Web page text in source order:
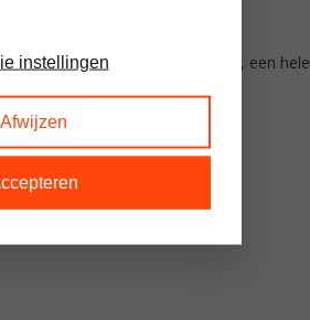
opbergruimte, een gaskachel, een hele
ruime keuze.
instellingen
Afwijzen